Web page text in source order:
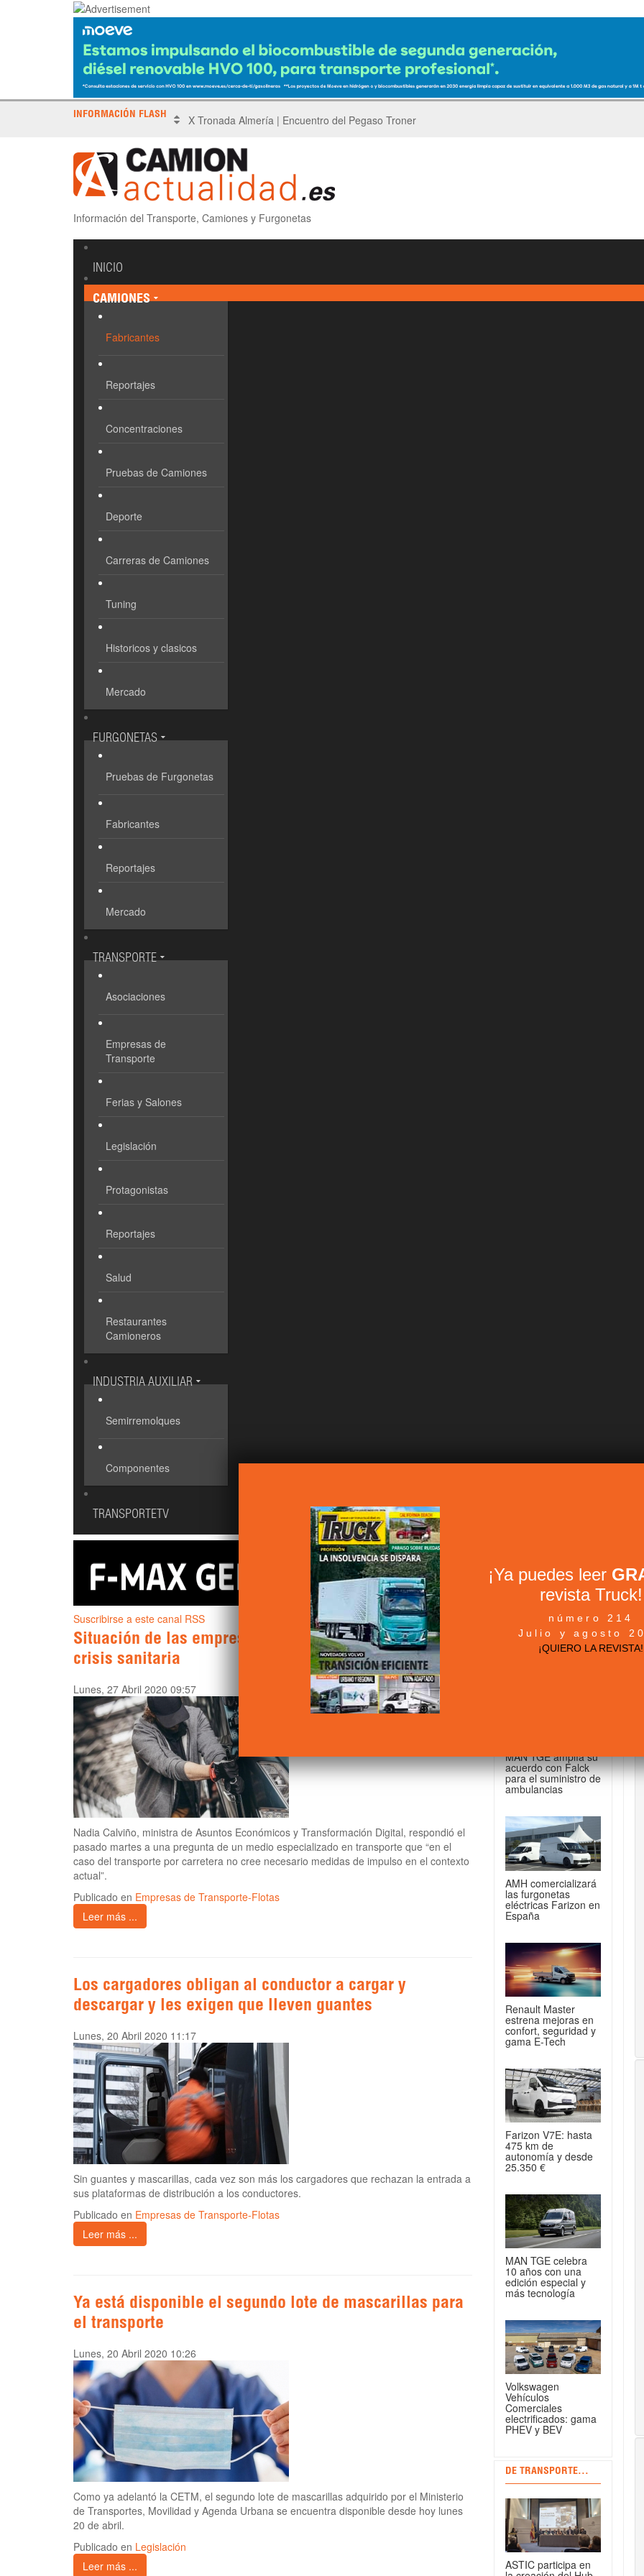
INFORMACIÓN FLASH Sinotruk protagoniza el Driver’s Parade del GP de China de F1
Información del Transporte, Camiones y Furgonetas
INICIO
CAMIONES
Fabricantes
Reportajes
Concentraciones
Pruebas de Camiones
Deporte
Carreras de Camiones
Tuning
Historicos y clasicos
Mercado
FURGONETAS
Pruebas de Furgonetas
Fabricantes
Reportajes
Mercado
TRANSPORTE
Asociaciones
Empresas de
Transporte
Ferias y Salones
Legislación
Protagonistas
Reportajes
Salud
Restaurantes
Camioneros
INDUSTRIA AUXILIAR
Semirremolques
Componentes
TRANSPORTETV
Suscribirse a este canal RSS
Situación de las empresas de transporte durante la
crisis sanitaria
Lunes, 27 Abril 2020 09:57
Nadia Calviño, ministra de Asuntos Económicos y Transformación Digital, respondió el
pasado martes a una pregunta de un medio especializado en transporte que “en el
caso del transporte por carretera no cree necesario medidas de impulso en el contexto
actual”.
Publicado en Empresas de Transporte-Flotas
Leer más ...
Los cargadores obligan al conductor a cargar y
descargar y les exigen que lleven guantes
Lunes, 20 Abril 2020 11:17
Sin guantes y mascarillas, cada vez son más los cargadores que rechazan la entrada a
sus plataformas de distribución a los conductores.
Publicado en Empresas de Transporte-Flotas
Leer más ...
Ya está disponible el segundo lote de mascarillas para
el transporte
Lunes, 20 Abril 2020 10:26
Como ya adelantó la CETM, el segundo lote de mascarillas adquirido por el Ministerio
de Transportes, Movilidad y Agenda Urbana se encuentra disponible desde hoy lunes
20 de abril.
Publicado en Legislación
Leer más ...
+ NOTICIAS...
MAN TGE amplía su
acuerdo con Falck
para el suministro de
ambulancias
AMH comercializará
las furgonetas
eléctricas Farizon en
España
Renault Master
estrena mejoras en
confort, seguridad y
gama E-Tech
Farizon V7E: hasta
475 km de
autonomía y desde
25.350 €
MAN TGE celebra
10 años con una
edición especial y
más tecnología
Volkswagen
Vehículos
Comerciales
electrificados: gama
PHEV y BEV
DE TRANSPORTE...
ASTIC participa en
¡Ya puedes leer
revista Truck!
número 214
Julio y agosto
¡QUIERO LA REVISTA!